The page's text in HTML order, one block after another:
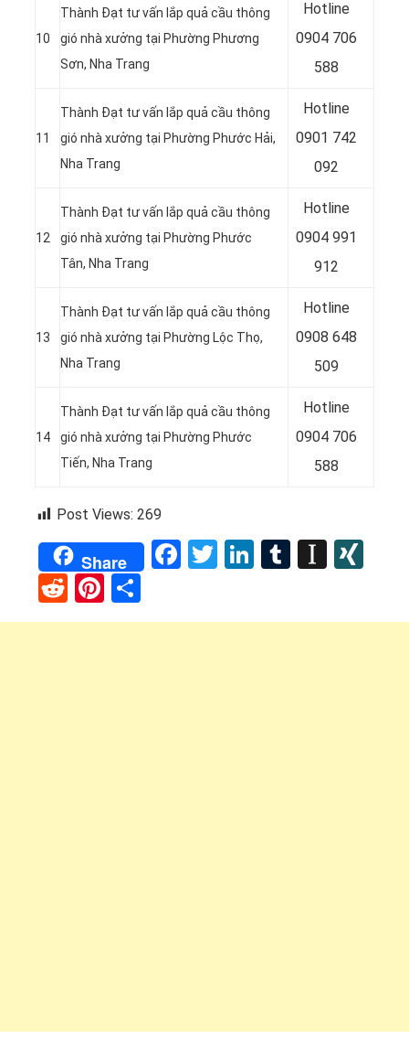
10
Thành Đạt tư vấn lắp quả cầu thông
gió nhà xưởng tại Phường Phương
Sơn, Nha Trang
Hotline
0904 706
588
11
Thành Đạt tư vấn lắp quả cầu thông
gió nhà xưởng tại Phường Phước Hải,
Nha Trang
Hotline
0901 742
092
12
Thành Đạt tư vấn lắp quả cầu thông
gió nhà xưởng tại Phường Phước
Tân, Nha Trang
Hotline
0904 991
912
13
Thành Đạt tư vấn lắp quả cầu thông
gió nhà xưởng tại Phường Lộc Thọ,
Nha Trang
Hotline
0908 648
509
14
Thành Đạt tư vấn lắp quả cầu thông
gió nhà xưởng tại Phường Phước
Tiến, Nha Trang
Hotline
0904 706
588
Post Views: 269
Share Facebook
TwitterLinkedIn
Tumblr
RedditPinterest